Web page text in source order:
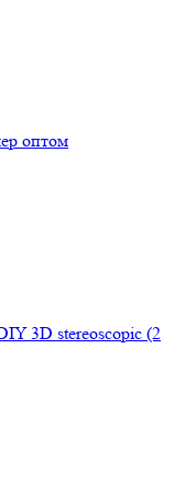
оптом
3D stereoscopic (2